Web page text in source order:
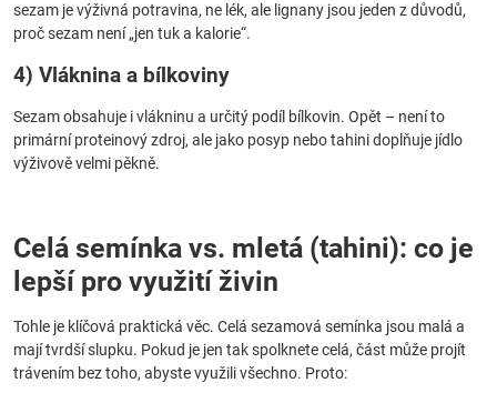
sezam je výživná potravina, ne lék, ale lignany jsou jeden z důvodů,
proč sezam není „jen tuk a kalorie“.
4) Vláknina a bílkoviny
Sezam obsahuje i vlákninu a určitý podíl bílkovin. Opět – není to
primární proteinový zdroj, ale jako posyp nebo tahini doplňuje jídlo
výživově velmi pěkně.
Celá semínka vs. mletá (tahini): co je
lepší pro využití živin
Tohle je klíčová praktická věc. Celá sezamová semínka jsou malá a
mají tvrdší slupku. Pokud je jen tak spolknete celá, část může projít
trávením bez toho, abyste využili všechno. Proto: